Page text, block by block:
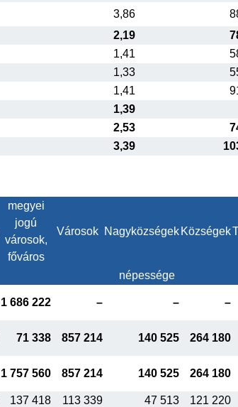
3,86
2,19
1,41
1,33
1,41
1,39
2,53
3,39
megyei
jogú
városok,
főváros
Városok Nagyközségek Községek
népessége
1 686 222 – – –
71 338 857 214 140 525 264 180
1 757 560 857 214 140 525 264 180
137 418 113 339 47 513 121 220